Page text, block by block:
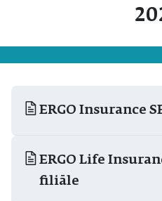
ERGO Insurance
ERGO Life
filiāle